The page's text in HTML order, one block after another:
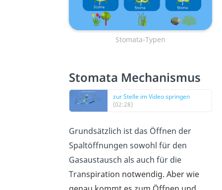
Stomata-Typen
Stomata Mechanismus
zur Stelle im Video springen
(02:28)
Grundsätzlich ist das Öffnen der
Spaltöffnungen sowohl für den
Gasaustausch als auch für die
Transpiration notwendig. Aber wie